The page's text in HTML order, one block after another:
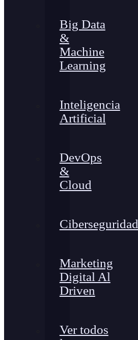
Big Data
&
Machine
Learning
Inteligencia
Artificial
DevOps
&
Cloud
Ciberseguridad
Marketing
Digital Al
Driven
Ver todos